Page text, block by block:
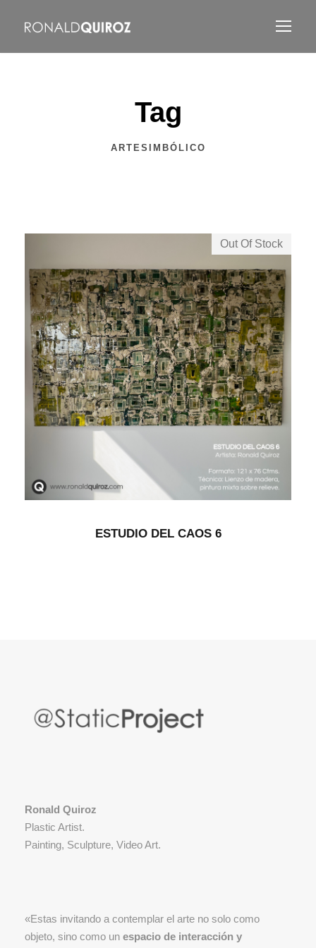
Tag
ARTESIMBÓLICO
Out Of Stock
ESTUDIO DEL CAOS 6
Ronald Quiroz
Plastic Artist.
Painting, Sculpture, Video Art.
«Estas invitando a contemplar el arte no solo como
objeto, sino como un espacio de interacción y